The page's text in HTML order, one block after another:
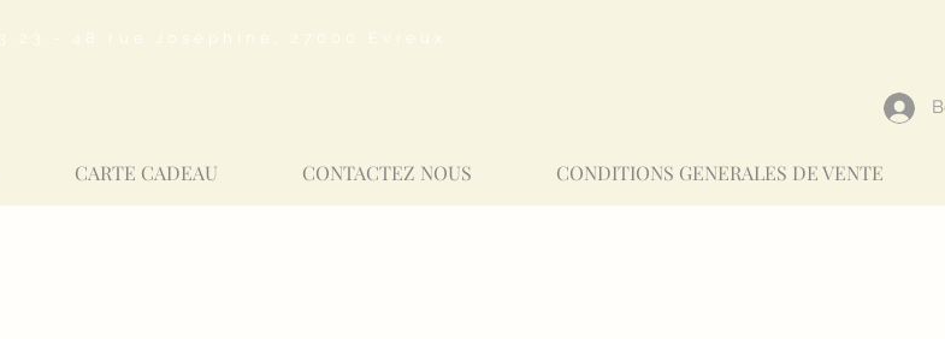
23 - 48 rue Joséphine, 27000 Evreux
CARTE CADEAU CONTACTEZ NOUS CONDITIONS GENERALES DE VENTE